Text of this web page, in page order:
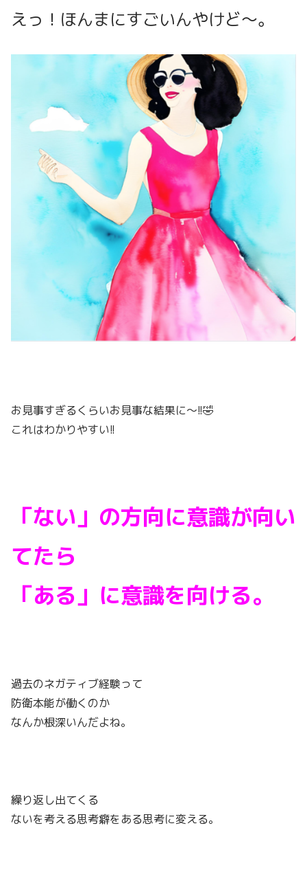
えっ！ほんまにすごいんやけど〜。
お見事すぎるくらいお見事な結果に〜!!🤣
これはわかりやすい!!
「ない」の方向に意識が向い
てたら
「ある」に意識を向ける。
過去のネガティブ経験って
防衛本能が働くのか
なんか根深いんだよね。
繰り返し出てくる
ないを考える思考癖をある思考に変える。